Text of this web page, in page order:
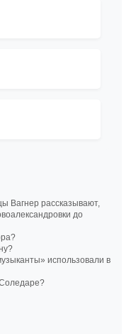
Вагнер рассказывают,
до
использовали в